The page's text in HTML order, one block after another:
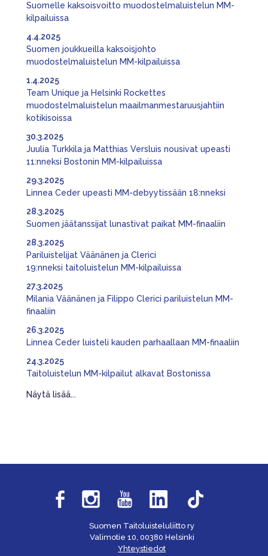
Suomelle kaksoisvoitto muodostelmaluistelun MM-
kilpailuissa
Suomen joukkueilla kaksoisjohto
muodostelmaluistelun MM-kilpailuissa
4.4.2025
Team Unique ja Helsinki Rockettes
muodostelmaluistelun maailmanmestaruusjahtiin
kotikisoissa
1.4.2025
Juulia Turkkila ja Matthias Versluis nousivat upeasti
11:nneksi Bostonin MM-kilpailuissa
30.3.2025
Linnea Ceder upeasti MM-debyytissään 18:nneksi
29.3.2025
Suomen jäätanssijat lunastivat paikat MM-finaaliin
28.3.2025
Pariluistelijat Väänänen ja Clerici
19:nneksi taitoluistelun MM-kilpailuissa
28.3.2025
Milania Väänänen ja Filippo Clerici pariluistelun MM-
finaaliin
27.3.2025
Linnea Ceder luisteli kauden parhaallaan MM-finaaliin
26.3.2025
Taitoluistelun MM-kilpailut alkavat Bostonissa
24.3.2025
Näytä lisää...
Suomen Taitoluisteluliitto ry
Valimotie 10, 00380 Helsinki
Yhteystiedot